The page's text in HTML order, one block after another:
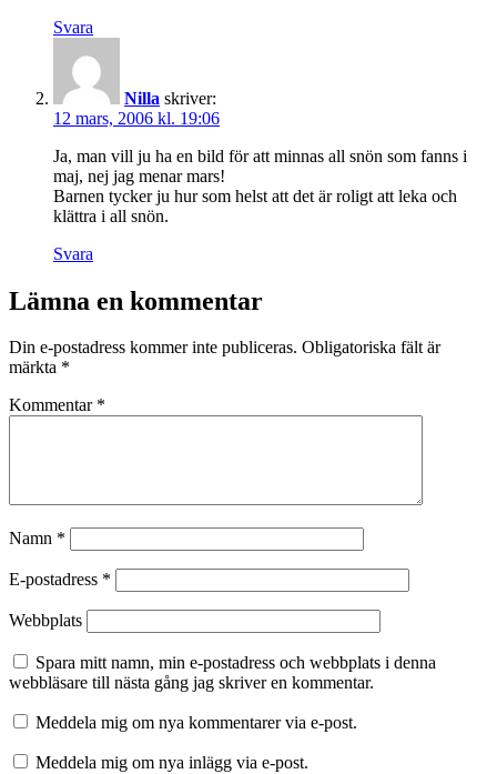
Svara
Nilla skriver:
12 mars, 2006 kl. 19:06
Ja, man vill ju ha en bild för att minnas all snön som fanns i
maj, nej jag menar mars!
Barnen tycker ju hur som helst att det är roligt att leka och
klättra i all snön.
Svara
Lämna en kommentar
Din e-postadress kommer inte publiceras. Obligatoriska fält är
märkta *
Kommentar *
Namn *
E-postadress *
Webbplats
Spara mitt namn, min e-postadress och webbplats i denna
webbläsare till nästa gång jag skriver en kommentar.
Meddela mig om nya kommentarer via e-post.
Meddela mig om nya inlägg via e-post.